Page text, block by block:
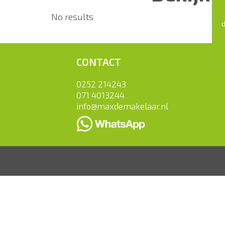
No results
CONTACT
0252 214243
071 4013244
info@maxdemakelaar.nl